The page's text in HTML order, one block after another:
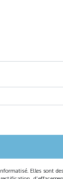
Elles sont